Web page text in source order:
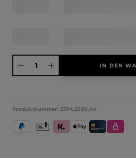
IN DEN
Produktnummer: 2394,2580,44
PayPal Klarna (Rechnung /
Apple PayKredit- und
eps
Vorkasse